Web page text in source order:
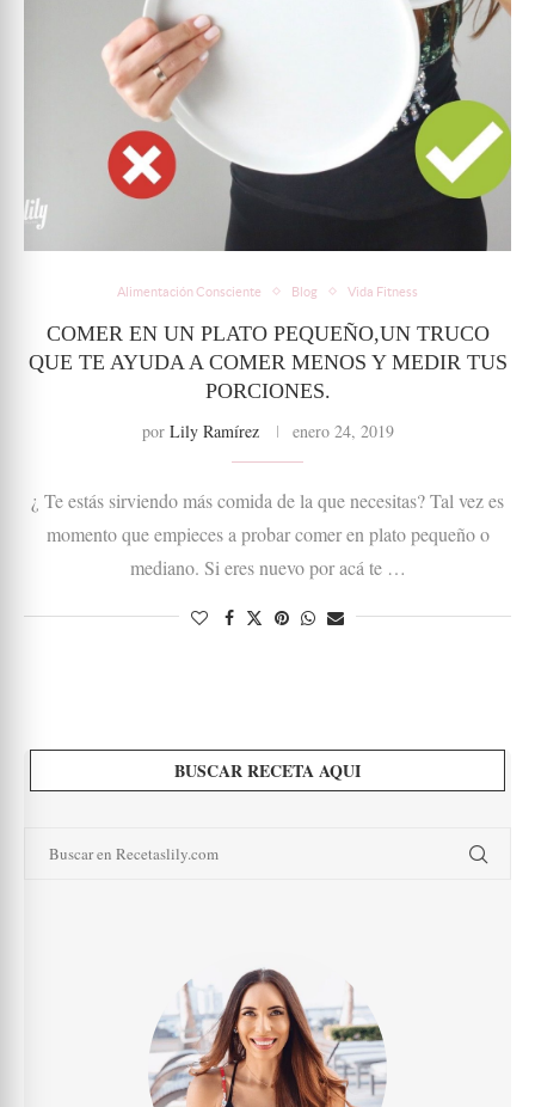
Alimentación Consciente Blog Vida Fitness
COMER EN UN PLATO PEQUEÑO,UN TRUCO
QUE TE AYUDA A COMER MENOS Y MEDIR TUS
PORCIONES.
por Lily Ramírez enero 24, 2019
¿ Te estás sirviendo más comida de la que necesitas? Tal vez es
momento que empieces a probar comer en plato pequeño o
mediano. Si eres nuevo por acá te …
BUSCAR RECETA AQUI